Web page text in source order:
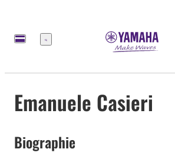
Menu
Emanuele Casieri
Biographie